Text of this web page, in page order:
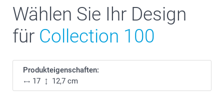
Wählen Sie Ihr Design
für Collection 100
Produkteigenschaften:
17
12,7 cm